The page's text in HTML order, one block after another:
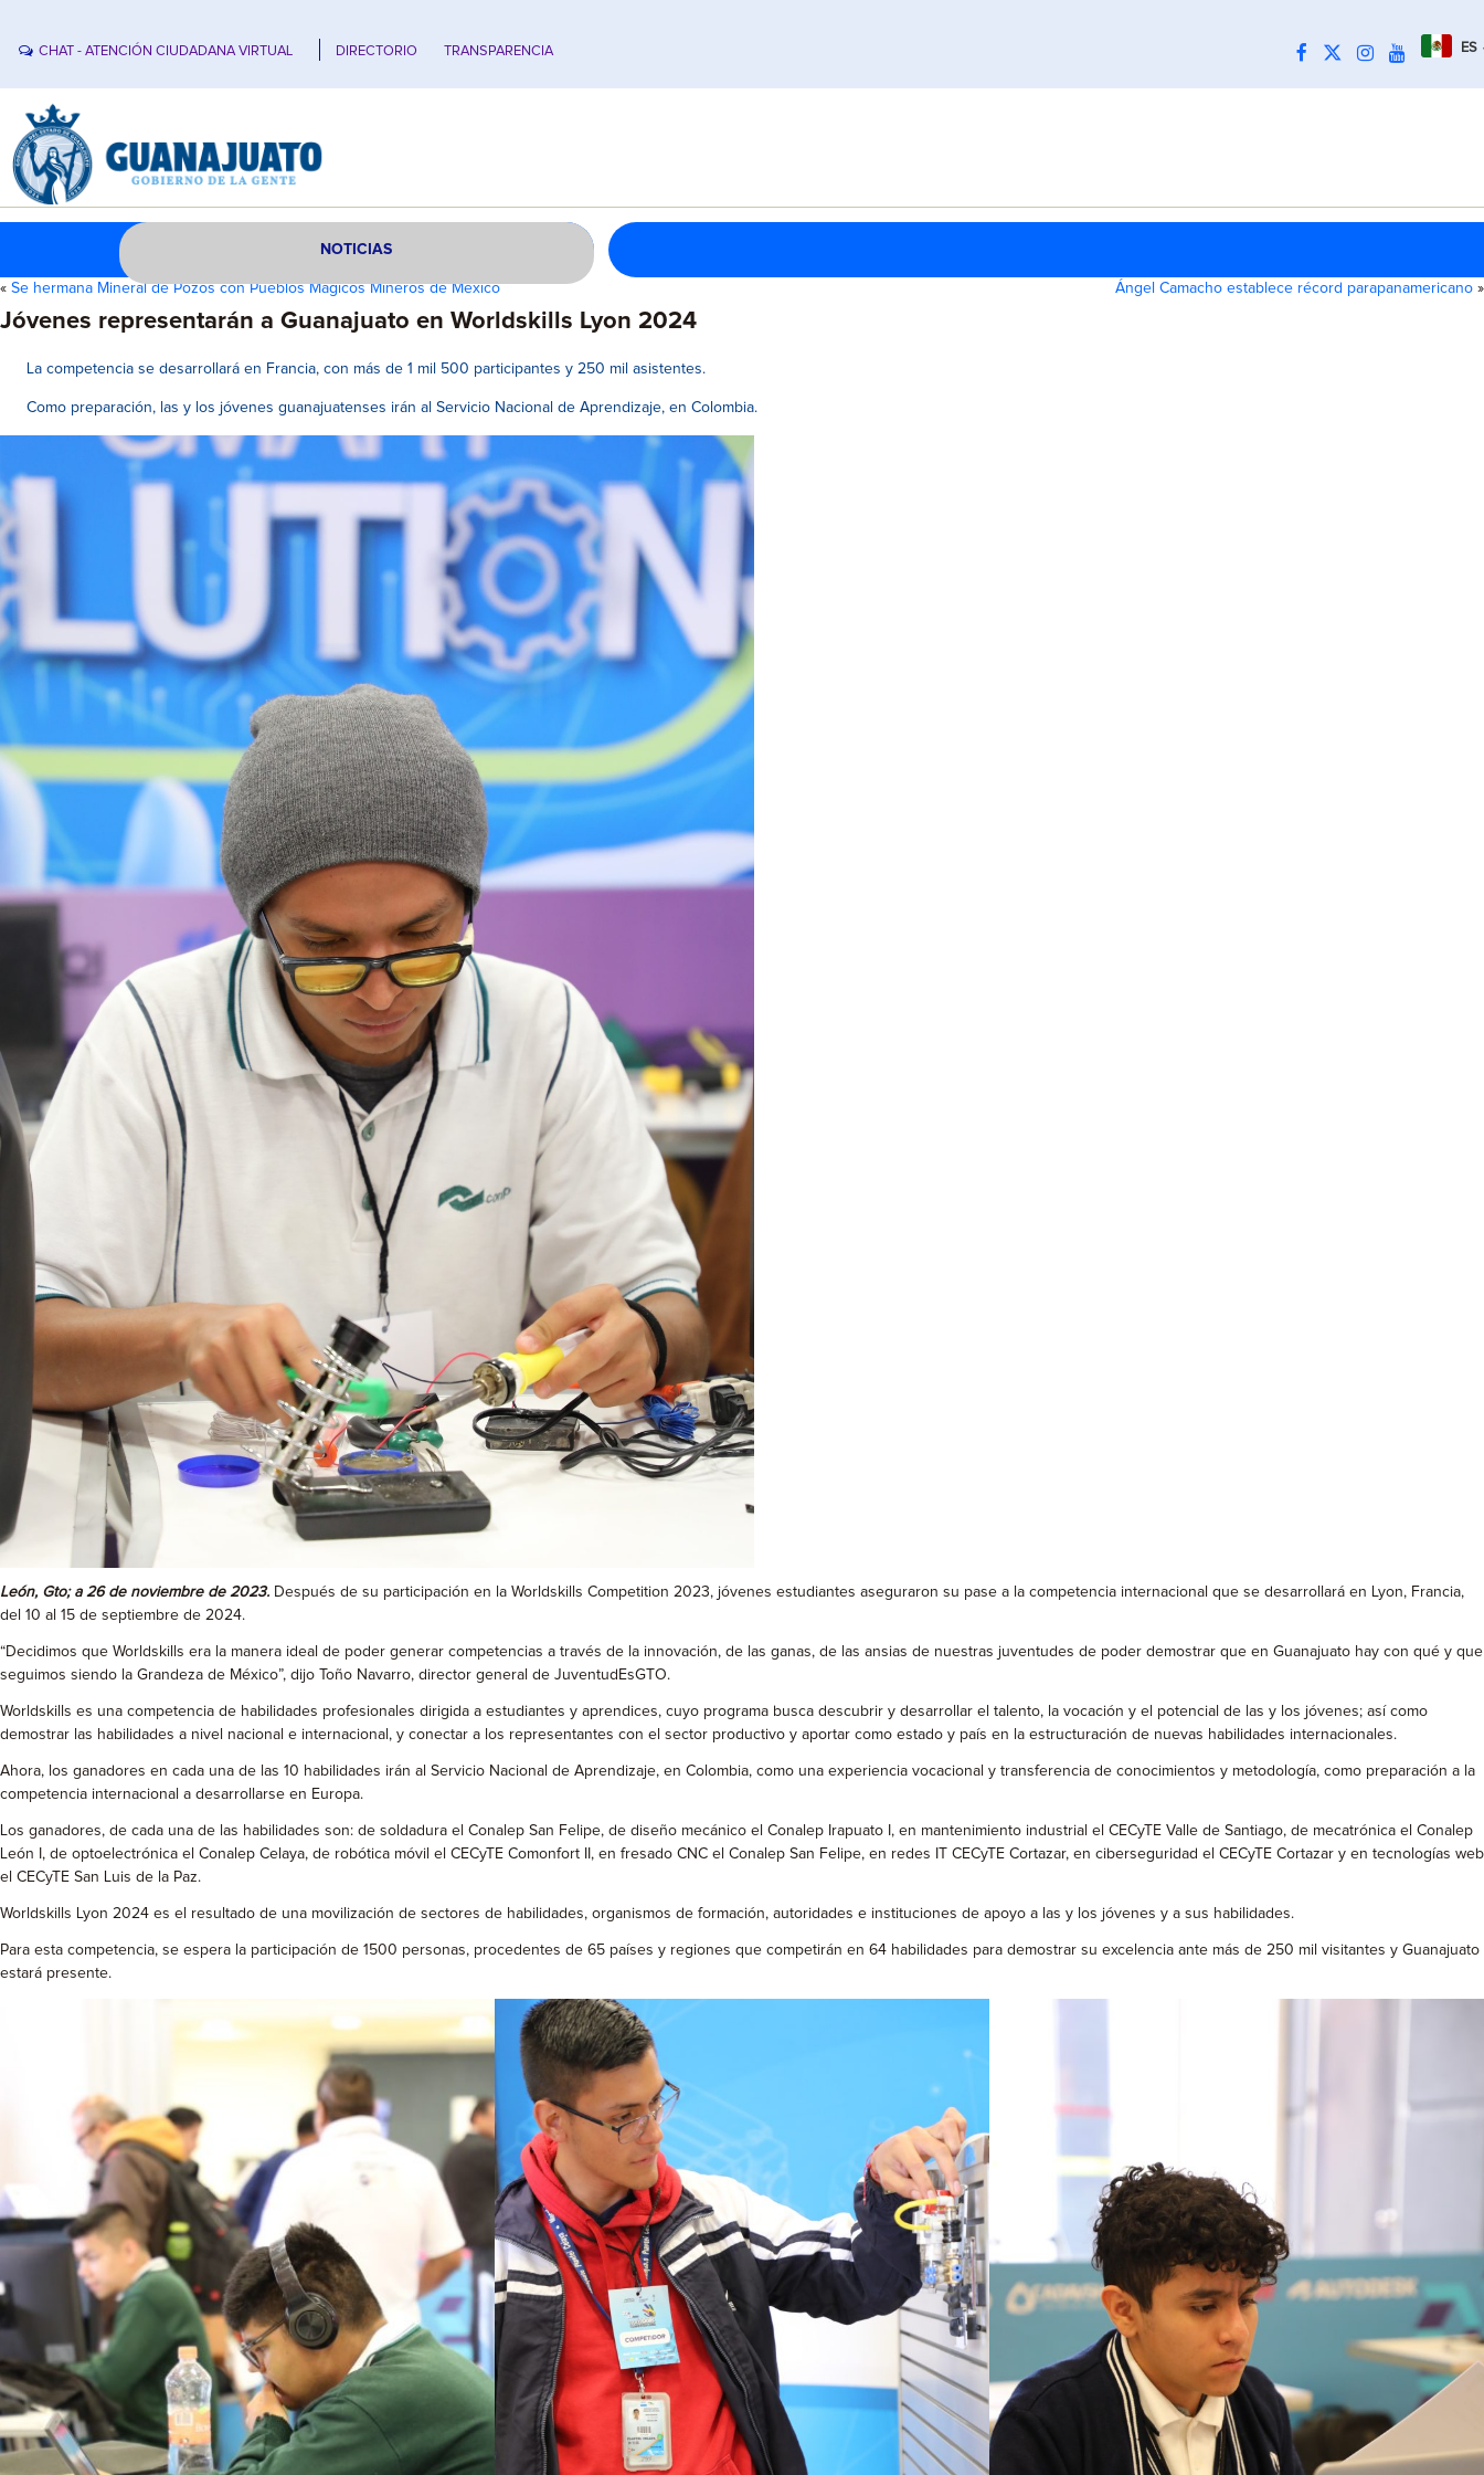
CHAT - ATENCIÓN CIUDADANA VIRTUAL DIRECTORIO TRANSPARENCIA ES
NOTICIAS
« Se hermana Mineral de Pozos con Pueblos Mágicos Mineros de México Ángel Camacho establece récord parapanamericano »
Jóvenes representarán a Guanajuato en Worldskills Lyon 2024
La competencia se desarrollará en Francia, con más de 1 mil 500 participantes y 250 mil asistentes.
Como preparación, las y los jóvenes guanajuatenses irán al Servicio Nacional de Aprendizaje, en Colombia.
León, Gto; a 26 de noviembre de 2023. Después de su participación en la Worldskills Competition 2023, jóvenes estudiantes aseguraron su pase a la competencia internacional que se desarrollará en Lyon, Francia,
del 10 al 15 de septiembre de 2024.
“Decidimos que Worldskills era la manera ideal de poder generar competencias a través de la innovación, de las ganas, de las ansias de nuestras juventudes de poder demostrar que en Guanajuato hay con qué y que
seguimos siendo la Grandeza de México”, dijo Toño Navarro, director general de JuventudEsGTO.
Worldskills es una competencia de habilidades profesionales dirigida a estudiantes y aprendices, cuyo programa busca descubrir y desarrollar el talento, la vocación y el potencial de las y los jóvenes; así como
demostrar las habilidades a nivel nacional e internacional, y conectar a los representantes con el sector productivo y aportar como estado y país en la estructuración de nuevas habilidades internacionales.
Ahora, los ganadores en cada una de las 10 habilidades irán al Servicio Nacional de Aprendizaje, en Colombia, como una experiencia vocacional y transferencia de conocimientos y metodología, como preparación a la
competencia internacional a desarrollarse en Europa.
Los ganadores, de cada una de las habilidades son: de soldadura el Conalep San Felipe, de diseño mecánico el Conalep Irapuato I, en mantenimiento industrial el CECyTE Valle de Santiago, de mecatrónica el Conalep
León I, de optoelectrónica el Conalep Celaya, de robótica móvil el CECyTE Comonfort II, en fresado CNC el Conalep San Felipe, en redes IT CECyTE Cortazar, en ciberseguridad el CECyTE Cortazar y en tecnologías web
el CECyTE San Luis de la Paz.
Worldskills Lyon 2024 es el resultado de una movilización de sectores de habilidades, organismos de formación, autoridades e instituciones de apoyo a las y los jóvenes y a sus habilidades.
Para esta competencia, se espera la participación de 1500 personas, procedentes de 65 países y regiones que competirán en 64 habilidades para demostrar su excelencia ante más de 250 mil visitantes y Guanajuato
estará presente.